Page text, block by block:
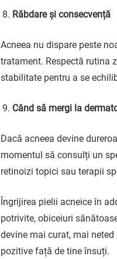
Răbdare și consecvență
Acneea nu dispare peste
tratament. Respectă rutina
stabilitate pentru a se
Când să mergi la
Dacă acneea devine
momentul să consulți un
retinoizi topici sau terapii
Îngrijirea pielii acneice în
potrivite, obiceiuri
devine mai curat, mai
pozitive față de tine însuți.